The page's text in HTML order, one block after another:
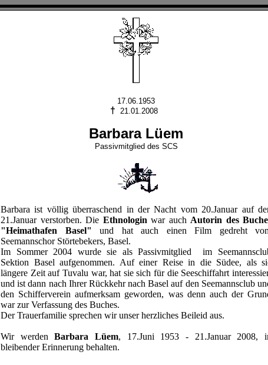
17.06.1953
† 21.01.2008
Barbara Lüem
Passivmitglied des SCS
Barbara ist völlig überraschend in der Nacht vom 20.Januar auf
21.Januar verstorben. Die Ethnologin war auch Autorin des
"Heimathafen Basel" und hat auch einen Film gedreht
Seemannschor Störtebekers, Basel.
Im Sommer 2004 wurde sie als Passivmitglied im
Sektion Basel aufgenommen. Auf einer Reise in die Südee, als
längere Zeit auf Tuvalu war, hat sie sich für die Seeschiffahrt
und ist dann nach Ihrer Rückkehr nach Basel auf den Seemannsclub
den Schifferverein aufmerksam geworden, was denn auch der
war zur Verfassung des Buches.
Der Trauerfamilie sprechen wir unser herzliches Beileid aus.
Wir werdenBarbara Lüem, 17.Juni 1953 - 21.Januar 2008,
bleibender Erinnerung behalten.